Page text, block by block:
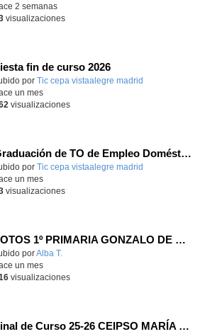
2 semanas
visualizaciones
fin de curso 2026
por Tic cepa vistaalegre madrid
un mes
visualizaciones
Graduación de TO de Empleo Doméstico
por Tic cepa vistaalegre madrid
un mes
visualizaciones
FOTOS 1º PRIMARIA GONZALO DE BERCEO
porAlba T.
un mes
visualizaciones
Final de Curso 25-26 CEIPSO MARÍA MOLINER